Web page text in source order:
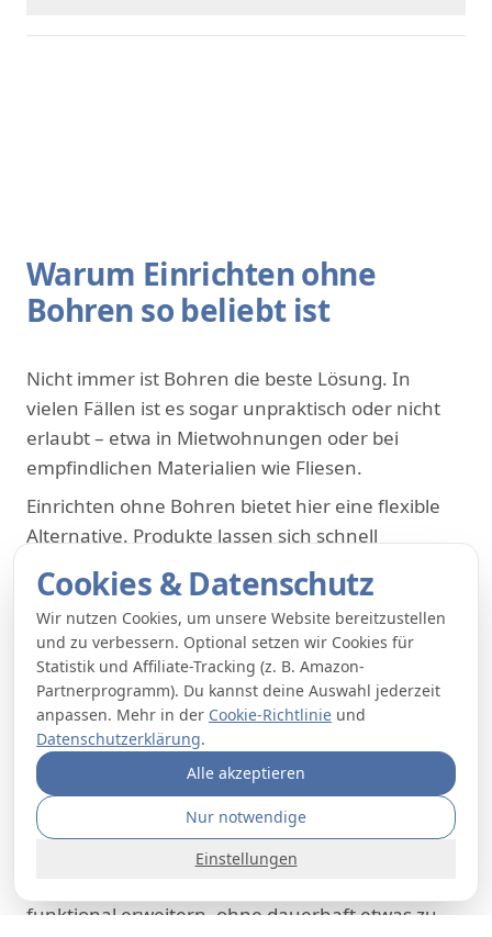
Warum Einrichten ohne
Bohren so beliebt ist
Nicht immer ist Bohren die beste Lösung. In
vielen Fällen ist es sogar unpraktisch oder nicht
erlaubt – etwa in Mietwohnungen oder bei
empfindlichen Materialien wie Fliesen.
Einrichten ohne Bohren bietet hier eine flexible
Alternative. Produkte lassen sich schnell
montieren, benötigen kein Werkzeug und
können bei Bedarf wieder entfernt werden.
Gleichzeitig sind moderne Befestigungssysteme
stabil genug für den täglichen Einsatz.
Typische Einsatzbereiche sind:
Badezimmer (Badzubehör und Halterungen)
Küche (Haken, Halter und kleine Helfer)
Fenster (Sicht- und Sonnenschutz)
Wohnräume (Beleuchtung und Accessoires)
funktional erweitern, ohne dauerhaft etwas zu
Cookies & Datenschutz
Wir nutzen Cookies, um unsere Website bereitzustellen
und zu verbessern. Optional setzen wir Cookies für
Statistik und Affiliate-Tracking (z. B. Amazon-
Partnerprogramm). Du kannst deine Auswahl jederzeit
anpassen. Mehr in der Cookie-Richtlinie und
Datenschutzerklärung.
Einstellungen
Nur notwendige
Alle akzeptieren